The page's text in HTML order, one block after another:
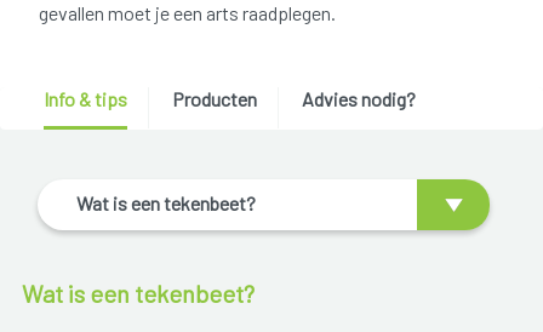
gevallen moet je een arts raadplegen.
Info & tips Producten Advies nodig?
Wat is een tekenbeet?
Wat is een tekenbeet?